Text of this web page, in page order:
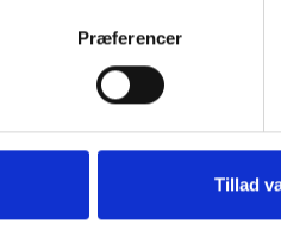
Præferencer
Tillad